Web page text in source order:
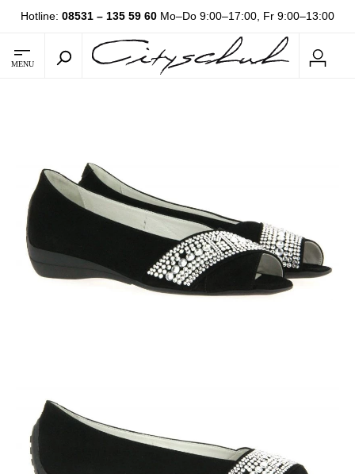
Hotline: 08531 – 135 59 60 Mo–Do 9:00–17:00, Fr 9:00–13:00
MENU